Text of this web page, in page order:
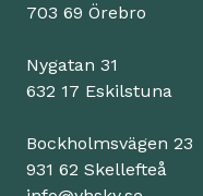
703 69 Örebro
Nygatan 31
632 17 Eskilstuna
Bockholmsvägen 23
931 62 Skellefteå